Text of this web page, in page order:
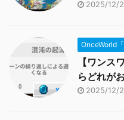
2025/12/
OnceWorld「
【ワンス
らどれが
2025/12/